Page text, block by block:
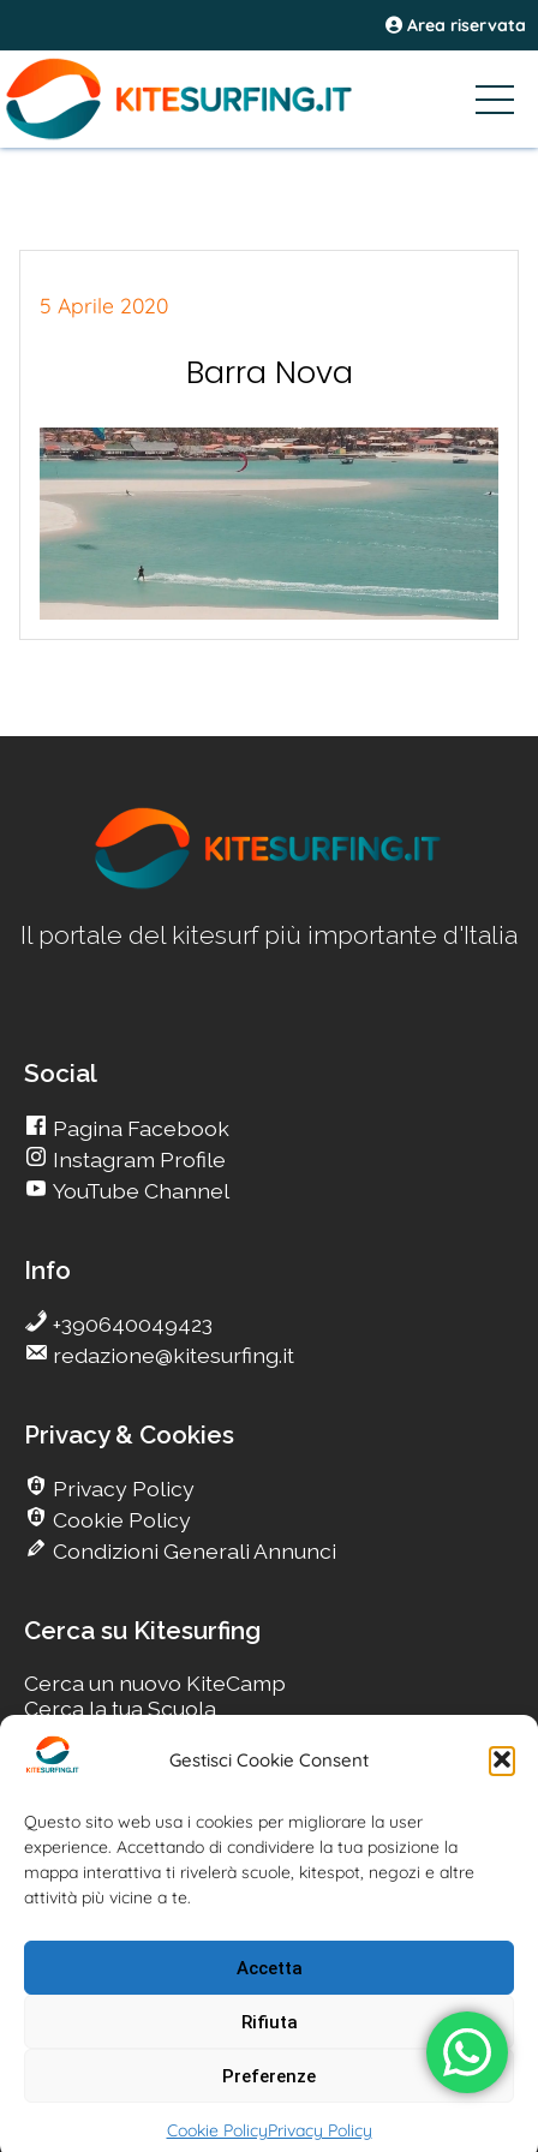
Gestisci Cookie Consent
Questo sito web usa i cookies per migliorare la user
experience. Accettando di condividere la tua posizione la
mappa interattiva ti rivelerà scuole, kitespot, negozi e altre
attività più vicine a te.
Accetta
Rifiuta
Preferenze
Cookie PolicyPrivacy Policy
Area riservata
5 Aprile 2020
Barra Nova
Il portale del kitesurf più importante d'Italia
Social
Pagina Facebook
Instagram Profile
YouTube Channel
Info
+390640049423
redazione@kitesurfing.it
Privacy & Cookies
Privacy Policy
Cookie Policy
Condizioni Generali Annunci
Cerca su Kitesurfing
Cerca un nuovo KiteCamp
Cerca la tua Scuola
Cerca il tuo KiteSpot
Cerca Accommodation
Cerca il tuo Usato
Kitesurfing powered by Associazione Kitesurf Italiana